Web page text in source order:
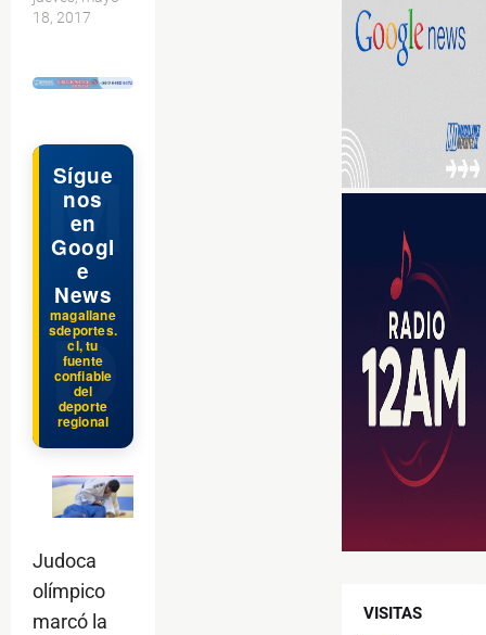
18, 2017
Sígue
nos
en
Googl
e
News
magallane
sdeportes.
cl, tu
fuente
confiable
del
deporte
regional
Judoca
olímpico
marcó la
VISITAS